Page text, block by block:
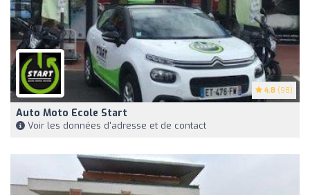
4.8 (98)
Auto Moto Ecole Start
Voir les données d'adresse et de contact